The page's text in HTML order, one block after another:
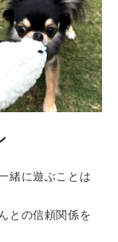
緒に遊ぶことは
との信頼関係を